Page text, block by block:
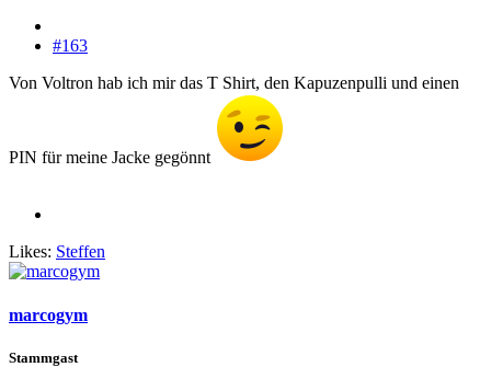
#163
Von Voltron hab ich mir das T Shirt, den Kapuzenpulli und einen
PIN für meine Jacke gegönnt
Likes: Steffen
marcogym
Stammgast